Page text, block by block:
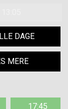
DAGE
MERE
17:45